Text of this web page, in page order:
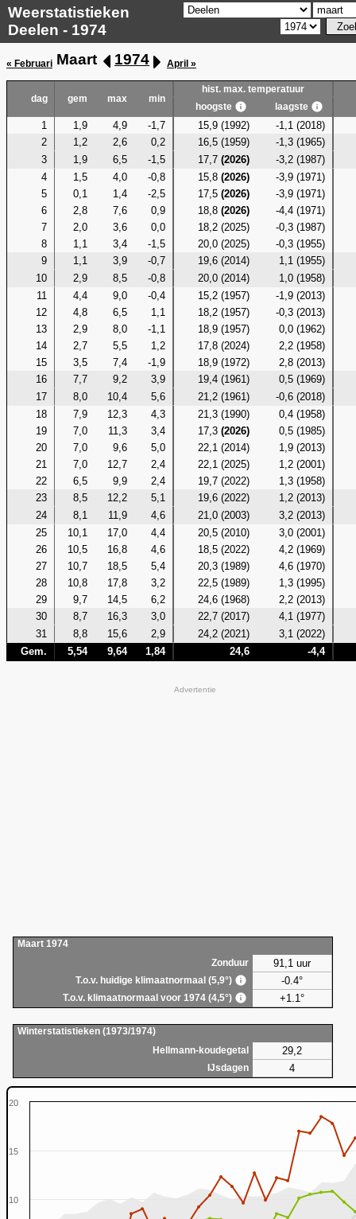
Weerstatistieken
Deelen - 1974
« Februari Maart 1974 April »
dag gem max min
hist. max. temperatuur
hoogste
laagste
1 1,9 4,9 -1,7 15,9 (1992)
-1,1 (2018)
2
1,2 2,6 0,2 16,5 (1959)
-1,3 (1965)
3
1,9 6,5 -1,5 17,7(2026)
-3,2 (1987)
4
1,5 4,0 -0,8 15,8(2026)
-3,9 (1971)
5
0,1 1,4 -2,5 17,5(2026)
-3,9 (1971)
6
2,8 7,6 0,9 18,8(2026)
-4,4 (1971)
7
2,0 3,6 0,0 18,2 (2025)
-0,3 (1987)
8
1,1 3,4 -1,5 20,0 (2025)
-0,3 (1955)
9
1,1 3,9 -0,7 19,6 (2014)
1,1 (1955)
10
2,9 8,5 -0,8 20,0 (2014)
1,0 (1958)
11
4,4 9,0 -0,4 15,2 (1957)
-1,9 (2013)
12
4,8 6,5 1,1 18,2 (1957)
-0,3 (2013)
13
2,9 8,0 -1,1 18,9 (1957)
0,0 (1962)
14
2,7 5,5 1,2 17,8 (2024)
2,2 (1958)
15
3,5 7,4 -1,9 18,9 (1972)
2,8 (2013)
16
7,7 9,2 3,9 19,4 (1961)
0,5 (1969)
17
8,0 10,4 5,6 21,2 (1961)
-0,6 (2018)
18
7,9 12,3 4,3 21,3 (1990)
0,4 (1958)
19
7,0 11,3 3,4 17,3(2026)
0,5 (1985)
20
7,0 9,6 5,0 22,1 (2014)
1,9 (2013)
21
7,0 12,7 2,4 22,1 (2025)
1,2 (2001)
22
6,5 9,9 2,4 19,7 (2022)
1,3 (1958)
23
8,5 12,2 5,1 19,6 (2022)
1,2 (2013)
24
8,1 11,9 4,6 21,0 (2003)
3,2 (2013)
25
10,1 17,0 4,4 20,5 (2010)
3,0 (2001)
26
10,5 16,8 4,6 18,5 (2022)
4,2 (1969)
27
10,7 18,5 5,4 20,3 (1989)
4,6 (1970)
28
10,8 17,8 3,2 22,5 (1989)
1,3 (1995)
29
9,7 14,5 6,2 24,6 (1968)
2,2 (2013)
30
8,7 16,3 3,0 22,7 (2017)
4,1 (1977)
31
8,8 15,6 2,9 24,2 (2021)
3,1 (2022)
Gem.
5,54 9,64 1,84 24,6 -4,4
Advertentie
Maart 1974
Zonduur
91,1 uur
T.o.v. huidige klimaatnormaal (5,9°) -0.4°
T.o.v. klimaatnormaal voor 1974 (4,5°) +1.1°
Winterstatistieken (1973/1974)
Hellmann-koudegetal
29,2
IJsdagen 4
10
15
20